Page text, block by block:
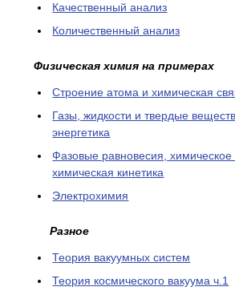
Качественный анализ
Количественный анализ
Физическая химия на примерах
Cтроение атома и химическая
Газы, жидкости и твердые
энергетика
Фазовые равновесия, химическое
химическая кинетика
Электрохимия
Разное
Теория вакуумных систем
Теория космического вакуума ч.1